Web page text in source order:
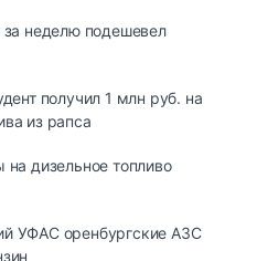
за неделю подешевел
получил 1 млн руб. на
из рапса
на дизельное топливо
УФАС оренбургские АЗС